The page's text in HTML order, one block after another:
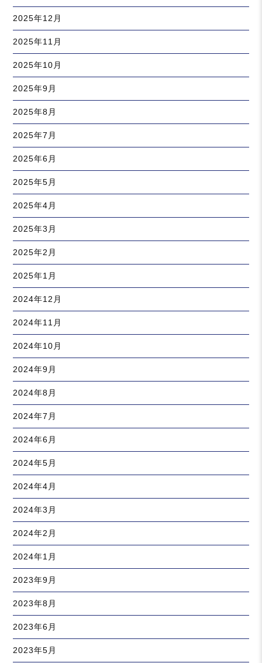
2025年12月
2025年11月
2025年10月
2025年9月
2025年8月
2025年7月
2025年6月
2025年5月
2025年4月
2025年3月
2025年2月
2025年1月
2024年12月
2024年11月
2024年10月
2024年9月
2024年8月
2024年7月
2024年6月
2024年5月
2024年4月
2024年3月
2024年2月
2024年1月
2023年9月
2023年8月
2023年6月
2023年5月